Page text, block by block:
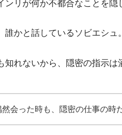
リが何か不都合なことを隠
かと話しているソビエシュ
れないから、隠密の指示は
会った時も、隠密の仕事の時